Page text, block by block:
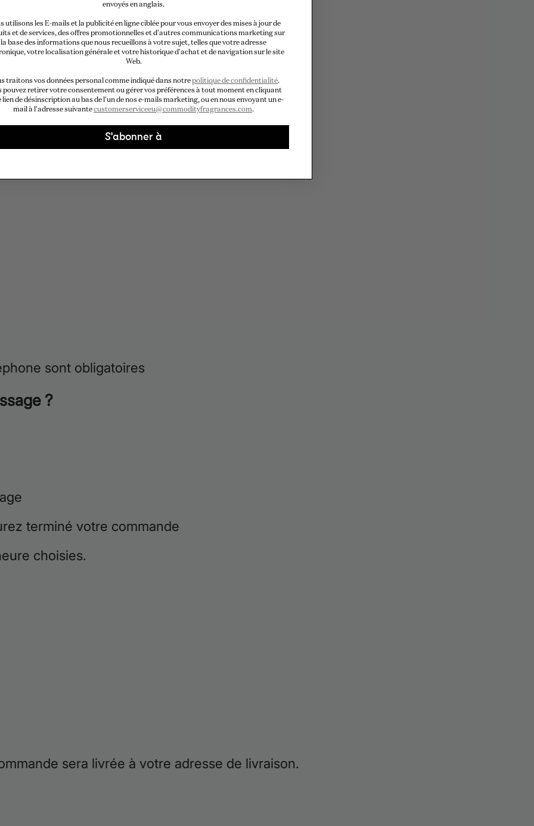
envoyés en anglais.
utilisons les E-mails et la publicité en ligne ciblée pour vous envoyer des mises à jour de
et de services, des offres promotionnelles et d'autres communications marketing sur
la base des informations que nous recueillons à votre sujet, telles que votre adresse
votre localisation générale et votre historique d'achat et de navigation sur le site
Web.
traitons vos données personal comme indiqué dans notrepolitique de confidentialité.
pouvez retirer votre consentement ou gérer vos préférences à tout moment en cliquant
lien de désinscription au bas de l'un de nos e-mails marketing, ou en nous envoyant un e-
mail à l'adresse suivantecustomerserviceeu@commodityfragrances.com.
S'abonner à